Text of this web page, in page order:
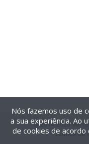
@2014-2026
Termos de
Nós fazemos uso de
a sua experiência. Ao
de cookies de acordo